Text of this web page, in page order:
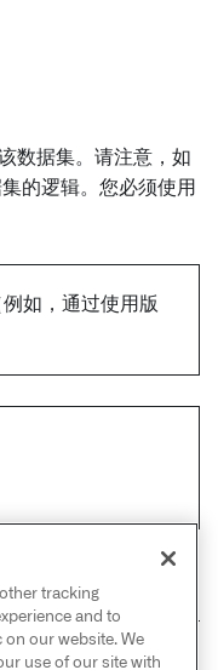
数据集。请注意，如
的逻辑。您必须使用
如，通过使用版
tracking
and to
on our website. We
use of our site with